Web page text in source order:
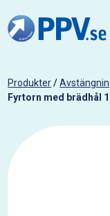
Produkter/
Fyrtorn med brädhål